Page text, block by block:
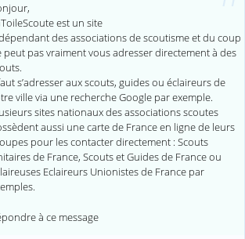
est un site
des associations de scoutisme et du coup
peut pas vraiment vous adresser directement à des
s’adresser aux scouts, guides ou éclaireurs de
ville via une recherche Google par exemple.
sites nationaux des associations scoutes
aussi une carte de France en ligne de leurs
pour les contacter directement : Scouts
de France, Scouts et Guides de France ou
Eclaireurs Unionistes de France par
à ce message